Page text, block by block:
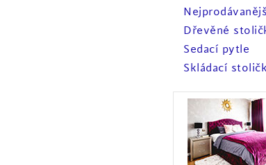
Dřevěné
Sedací pytle
Skládací